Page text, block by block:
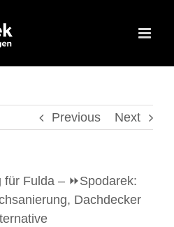
Previous Next
Fulda – ⏩Spodarek:
Dachdecker